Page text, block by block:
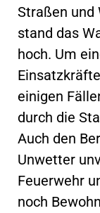
Straßen und
stand das
hoch. Um
einigen
durch die
Auch den
Unwetter
Feuerwehr
noch